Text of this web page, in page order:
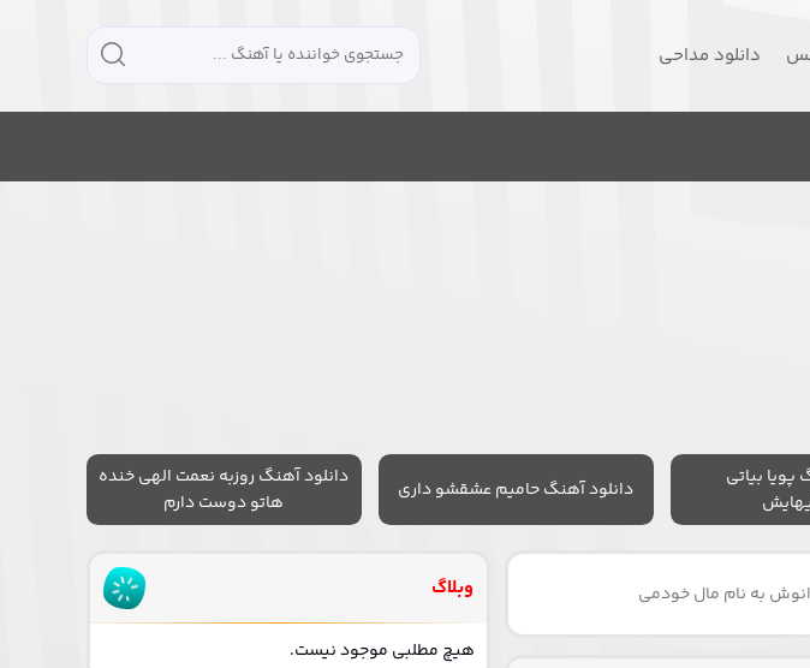
دانلود مداحی
پویا بیاتی
دانلود آهنگ حامیم عشقشو داری
دانلود آهنگ روزبه نعمت الهی خنده
هاتو دوست دارم
به نام مال خودمی وبلاگ
هیچ مطلبی موجود نیست.